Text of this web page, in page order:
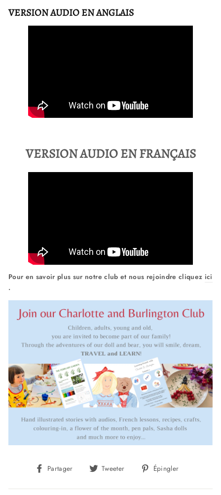
VERSION AUDIO EN ANGLAIS
VERSION AUDIO EN FRANÇAIS
Pour en savoir plus sur notre club et nous rejoindre cliquez ici
.
Partager
Partager
Facebook
Tweeter
Tweeter
Twitter
Épingler
Pinterest